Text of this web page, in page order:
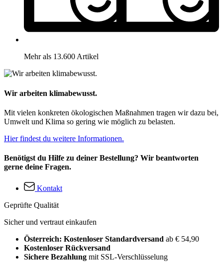
Mehr als 13.600 Artikel
Wir arbeiten klimabewusst.
Mit vielen konkreten ökologischen Maßnahmen tragen wir dazu bei,
Umwelt und Klima so gering wie möglich zu belasten.
Hier findest du weitere Informationen.
Benötigst du Hilfe zu deiner Bestellung? Wir beantworten
gerne deine Fragen.
Kontakt
Geprüfte Qualität
Sicher und vertraut einkaufen
Österreich: Kostenloser Standardversand ab € 54,90
Kostenloser Rückversand
Sichere Bezahlung mit SSL-Verschlüsselung